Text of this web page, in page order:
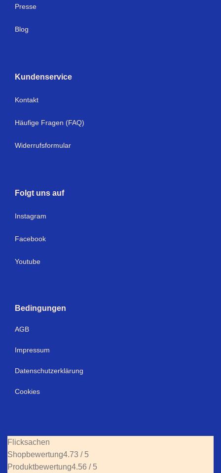
Presse
Blog
Kundenservice
Kontakt
Häufige Fragen (FAQ)
Widerrufsformular
Folgt uns auf
Instagram
Facebook
Youtube
Bedingungen
AGB
Impressum
Datenschutzerklärung
Cookies
Flicksachen
Shopbewertung4.73 / 5
Produktbewertung4.56 / 5